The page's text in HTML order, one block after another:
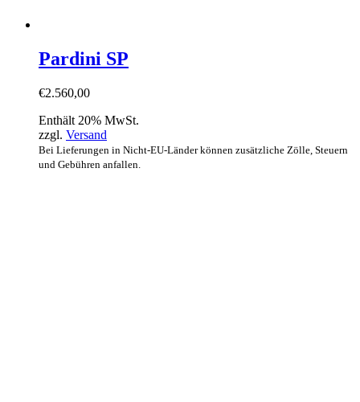
Pardini SP
€2.560,00
Enthält 20% MwSt.
zzgl. Versand
Bei Lieferungen in Nicht-EU-Länder können zusätzliche Zölle, Steuern
und Gebühren anfallen.